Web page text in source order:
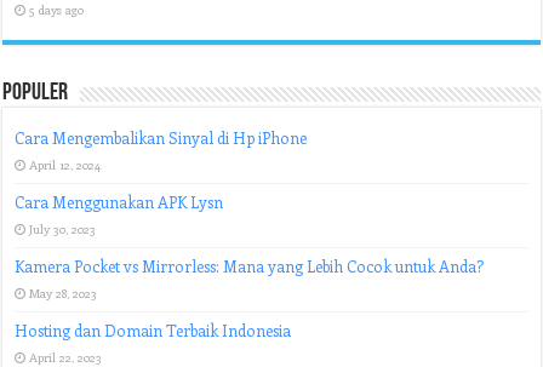
5 days ago
Populer
Cara Mengembalikan Sinyal di Hp iPhone
April 12, 2024
Cara Menggunakan APK Lysn
July 30, 2023
Kamera Pocket vs Mirrorless: Mana yang Lebih Cocok untuk Anda?
May 28, 2023
Hosting dan Domain Terbaik Indonesia
April 22, 2023